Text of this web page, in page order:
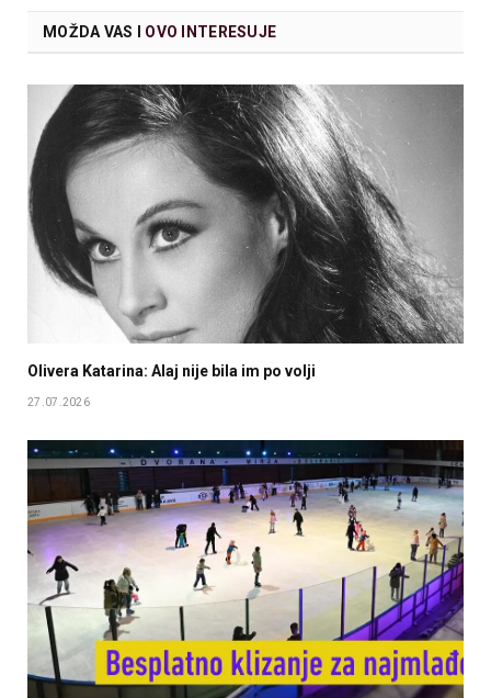
MOŽDA VAS I OVO INTERESUJE
Olivera Katarina: Alaj nije bila im po volji
27.07.2026